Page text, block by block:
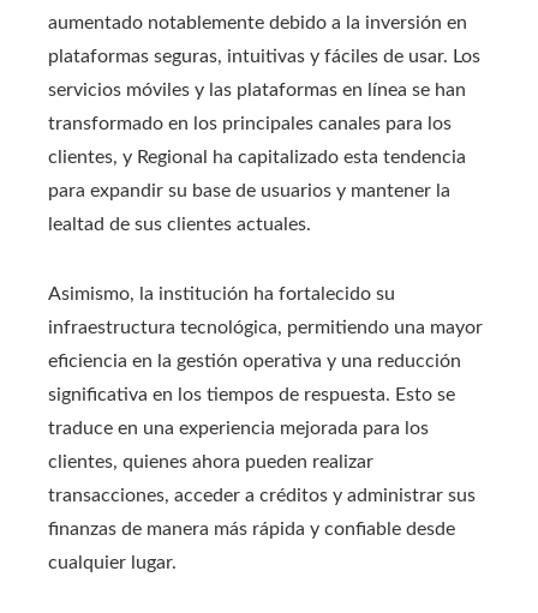
aumentado notablemente debido a la inversión en
plataformas seguras, intuitivas y fáciles de usar. Los
servicios móviles y las plataformas en línea se han
transformado en los principales canales para los
clientes, y Regional ha capitalizado esta tendencia
para expandir su base de usuarios y mantener la
lealtad de sus clientes actuales.
Asimismo, la institución ha fortalecido su
infraestructura tecnológica, permitiendo una mayor
eficiencia en la gestión operativa y una reducción
significativa en los tiempos de respuesta. Esto se
traduce en una experiencia mejorada para los
clientes, quienes ahora pueden realizar
transacciones, acceder a créditos y administrar sus
finanzas de manera más rápida y confiable desde
cualquier lugar.